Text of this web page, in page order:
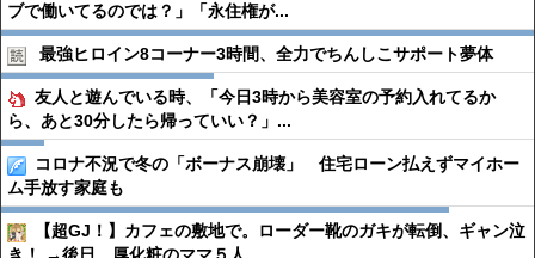
ブで働いてるのでは？」「永住権が...
最強ヒロイン8コーナー3時間、全力でちんしこサポート夢体
友人と遊んでいる時、「今日3時から美容室の予約入れてるか
ら、あと30分したら帰っていい？」...
コロナ不況で冬の「ボーナス崩壊」 住宅ローン払えずマイホー
ム手放す家庭も
【超GJ！】カフェの敷地で。ローダー靴のガキが転倒、ギャン泣